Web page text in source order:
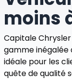
moins
Capitale
gamme inégalée
idéale pour les
quête de qualité